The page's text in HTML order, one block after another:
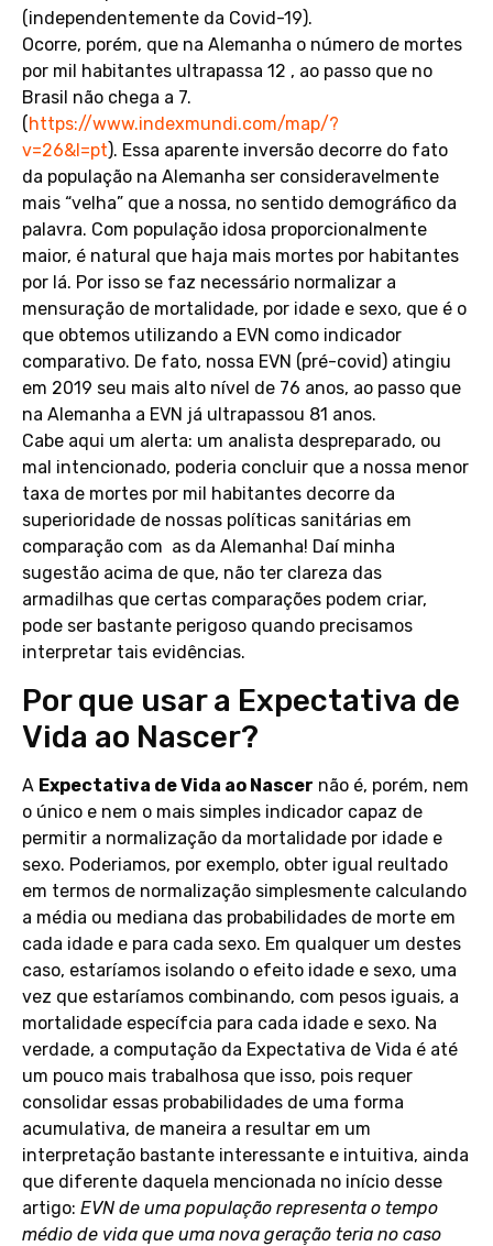
(independentemente da Covid-19).
Ocorre, porém, que na Alemanha o número de mortes
por mil habitantes ultrapassa 12 , ao passo que no
Brasil não chega a 7.
(https://www.indexmundi.com/map/?
v=26&l=pt). Essa aparente inversão decorre do fato
da população na Alemanha ser consideravelmente
mais “velha” que a nossa, no sentido demográfico da
palavra. Com população idosa proporcionalmente
maior, é natural que haja mais mortes por habitantes
por lá. Por isso se faz necessário normalizar a
mensuração de mortalidade, por idade e sexo, que é o
que obtemos utilizando a EVN como indicador
comparativo. De fato, nossa EVN (pré-covid) atingiu
em 2019 seu mais alto nível de 76 anos, ao passo que
na Alemanha a EVN já ultrapassou 81 anos.
Cabe aqui um alerta: um analista despreparado, ou
mal intencionado, poderia concluir que a nossa menor
taxa de mortes por mil habitantes decorre da
superioridade de nossas políticas sanitárias em
comparação com as da Alemanha! Daí minha
sugestão acima de que, não ter clareza das
armadilhas que certas comparações podem criar,
pode ser bastante perigoso quando precisamos
interpretar tais evidências.
Por que usar a Expectativa de
Vida ao Nascer?
A Expectativa de Vida ao Nascer não é, porém, nem
o único e nem o mais simples indicador capaz de
permitir a normalização da mortalidade por idade e
sexo. Poderiamos, por exemplo, obter igual reultado
em termos de normalização simplesmente calculando
a média ou mediana das probabilidades de morte em
cada idade e para cada sexo. Em qualquer um destes
caso, estaríamos isolando o efeito idade e sexo, uma
vez que estaríamos combinando, com pesos iguais, a
mortalidade específcia para cada idade e sexo. Na
verdade, a computação da Expectativa de Vida é até
um pouco mais trabalhosa que isso, pois requer
consolidar essas probabilidades de uma forma
acumulativa, de maneira a resultar em um
interpretação bastante interessante e intuitiva, ainda
que diferente daquela mencionada no início desse
artigo: EVN de uma população representa o tempo
médio de vida que uma nova geração teria no caso